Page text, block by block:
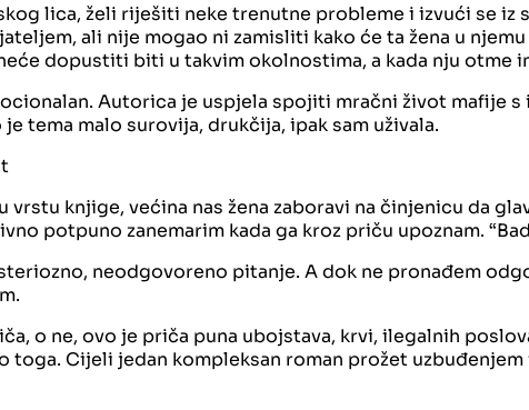
lica, želi riješiti neke trenutne probleme i izvući se iz
ali nije mogao ni zamisliti kako će ta žena u
dopustiti biti u takvim okolnostima, a kada nju otme
Autorica je uspjela spojiti mračni život mafije
tema malo surovija, drukčija, ipak sam uživala.
vrstu knjige, većina nas žena zaboravi na činjenicu da
potpuno zanemarim kada ga kroz priču upoznam.
neodgovoreno pitanje. A dok ne pronađem
o ne, ovo je priča puna ubojstava, krvi, ilegalnih
Cijeli jedan kompleksan roman prožet